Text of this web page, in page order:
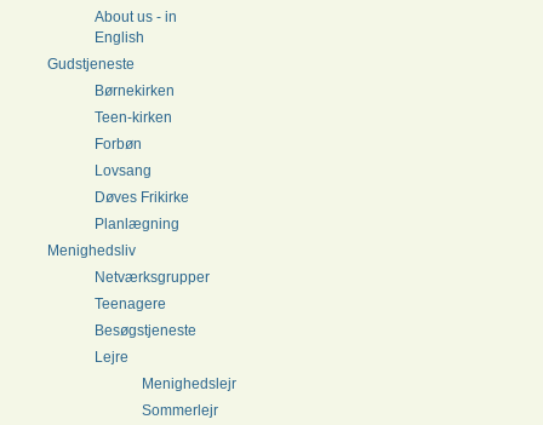
About us - in
English
Gudstjeneste
Børnekirken
Teen-kirken
Forbøn
Lovsang
Døves Frikirke
Planlægning
Menighedsliv
Netværksgrupper
Teenagere
Besøgstjeneste
Lejre
Menighedslejr
Sommerlejr